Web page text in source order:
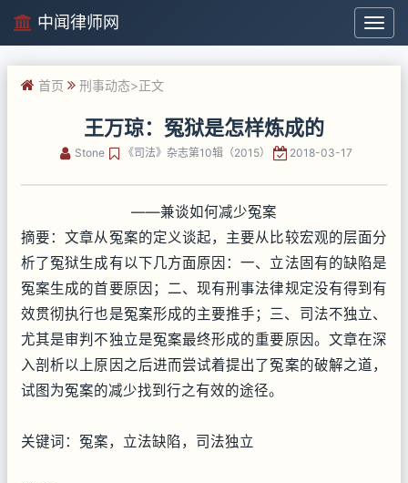
中
闻
律
中闻律师网
首页 刑事动态>正文
王万琼：冤狱是怎样炼成的
Stone 《司法》杂志第10辑（2015） 2018-03-17
——兼谈如何减少冤案
摘要：文章从冤案的定义谈起，主要从比较宏观的层面分
析了冤狱生成有以下几方面原因：一、立法固有的缺陷是
冤案生成的首要原因；二、现有刑事法律规定没有得到有
效贯彻执行也是冤案形成的主要推手；三、司法不独立、
尤其是审判不独立是冤案最终形成的重要原因。文章在深
入剖析以上原因之后进而尝试着提出了冤案的破解之道，
试图为冤案的减少找到行之有效的途径。
关键词：冤案，立法缺陷，司法独立